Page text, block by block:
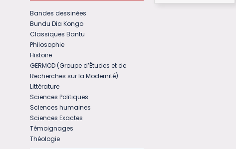
Bandes dessinées
Bundu Dia Kongo
Classiques Bantu
Philosophie
Histoire
GERMOD (Groupe d’Études et de
Recherches sur la Modernité)
Littérature
Sciences Politiques
Sciences humaines
Sciences Exactes
Témoignages
Théologie